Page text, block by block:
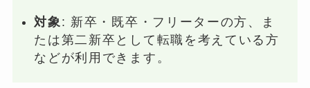
対象: 新卒・既卒・フリーターの方、ま
たは第二新卒として転職を考えている方
などが利用できます。